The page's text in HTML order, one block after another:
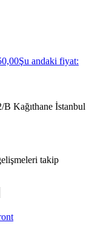
Şu andaki fiyat:
Kağıthane İstanbul
takip